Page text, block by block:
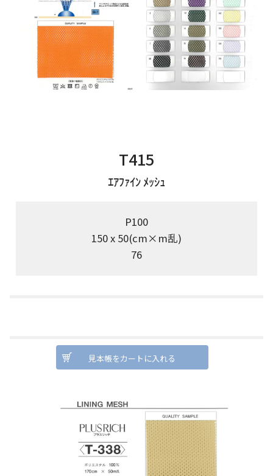
T415
ｴｱﾌｧｲﾝ ﾒｯｼｭ
P100
150 x 50(cm×m乱)
76
見本帳をカートに入れる